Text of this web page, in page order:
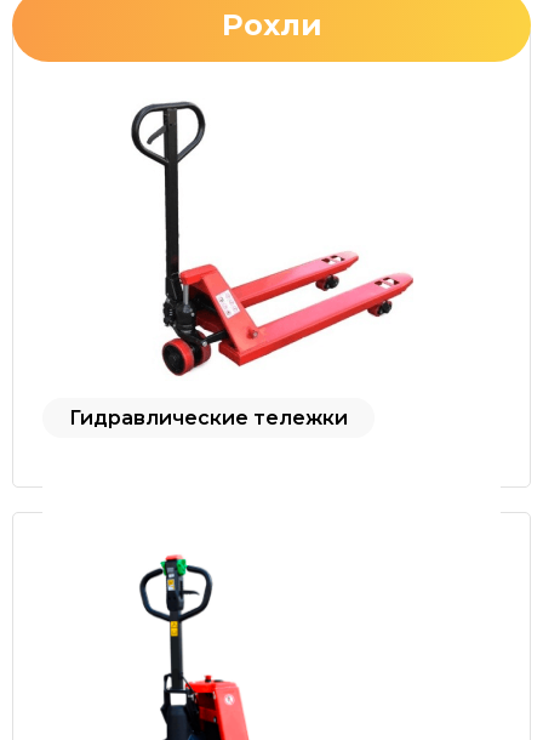
Рохли
Гидравлические тележки